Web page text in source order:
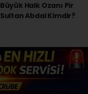
Büyük Halk Ozanı Pir
Sultan Abdal Kimdir?